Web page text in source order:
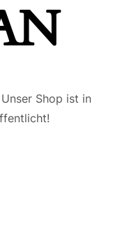
Shop ist in